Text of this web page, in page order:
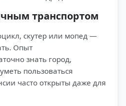
транспортом
скутер или мопед —
Опыт
знать город,
пользоваться
часто открыты даже для